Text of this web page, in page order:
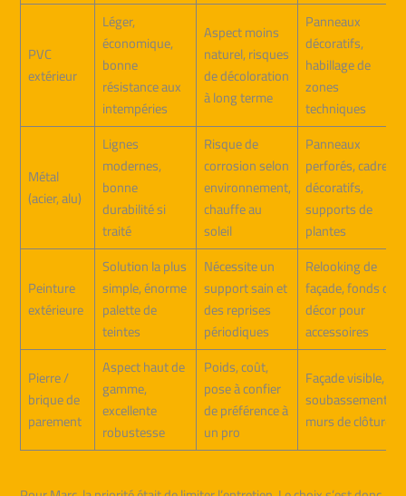
PVC
extérieur
Léger,
économique,
bonne
résistance aux
intempéries
Aspect moins
naturel, risques
de décoloration
à long terme
Panneaux
décoratifs,
habillage de
zones
techniques
Métal
(acier, alu)
Lignes
modernes,
bonne
durabilité si
traité
Risque de
corrosion selon
environnement,
chauffe au
soleil
Panneaux
perforés, cadres
décoratifs,
supports de
plantes
Peinture
extérieure
Solution la plus
simple, énorme
palette de
teintes
Nécessite un
support sain et
des reprises
périodiques
Relooking de
façade, fonds de
décor pour
accessoires
Pierre /
brique de
parement
Aspect haut de
gamme,
excellente
robustesse
Poids, coût,
pose à confier
de préférence à
un pro
Façade visible,
soubassements,
murs de clôture